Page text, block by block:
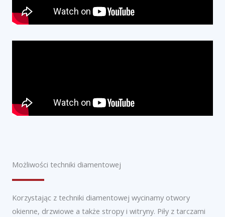
Możliwości techniki diamentowej
Korzystając z techniki diamentowej wycinamy otwory
okienne, drzwiowe a także stropy i witryny. Piły z tarczami